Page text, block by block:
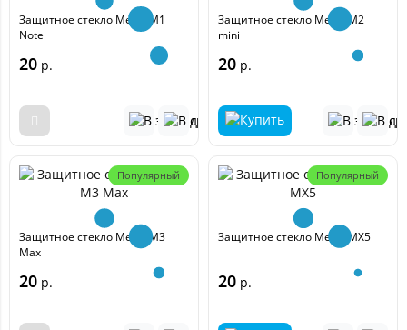
Защитное стекло Meizu M1
Note
20 р.
Защитное стекло Meizu M2
mini
20 р.
Популярный
Защитное стекло Meizu M3
Max
20 р.
Популярный
Защитное стекло Meizu MX5
20 р.